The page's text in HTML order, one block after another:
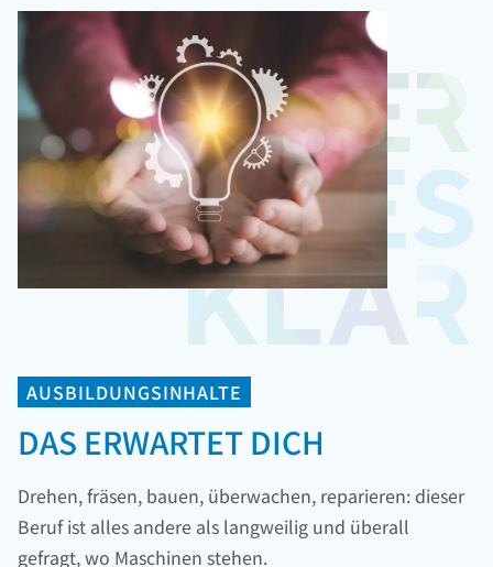
AUSBILDUNGSINHALTE
DAS ERWARTET DICH
Drehen, fräsen, bauen, überwachen, reparieren: dieser
Beruf ist alles andere als langweilig und überall
gefragt, wo Maschinen stehen.